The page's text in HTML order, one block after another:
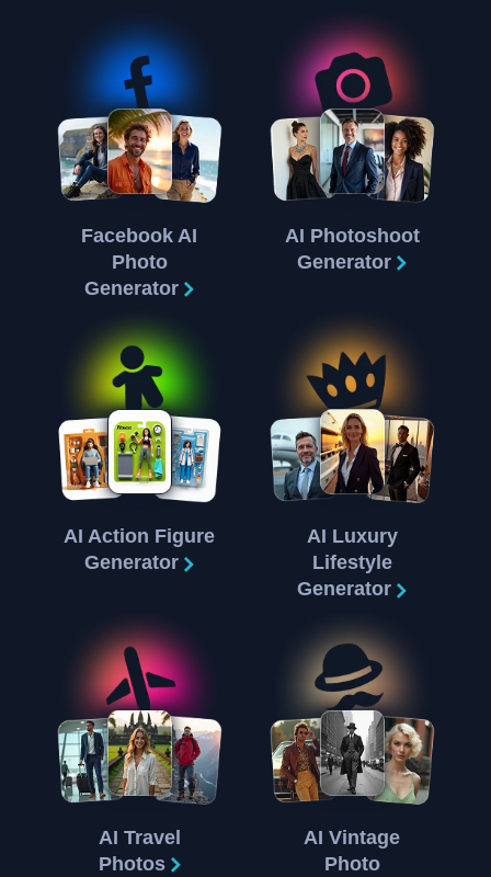
Facebook AI
Photo
Generator
AI Photoshoot
Generator
AI Action Figure
Generator
AI Luxury
Lifestyle
Generator
AI Travel
Photos
AI Vintage
Photo